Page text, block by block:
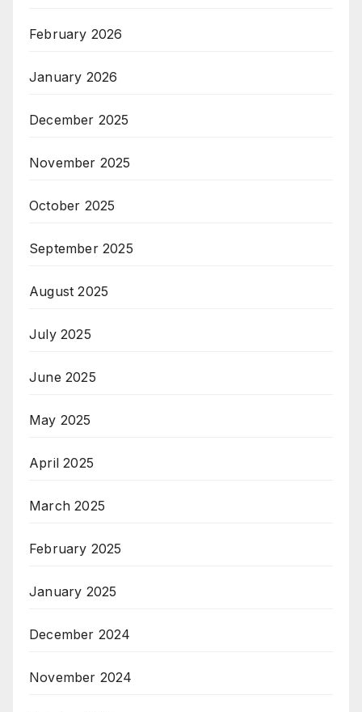
February 2026
January 2026
December 2025
November 2025
October 2025
September 2025
August 2025
July 2025
June 2025
May 2025
April 2025
March 2025
February 2025
January 2025
December 2024
November 2024